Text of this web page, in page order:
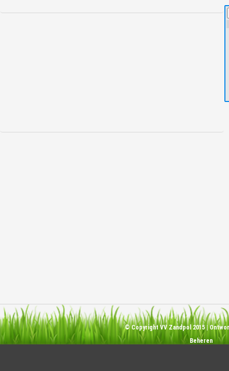
© Copyright VV Zandpol 2015 |
Beheren